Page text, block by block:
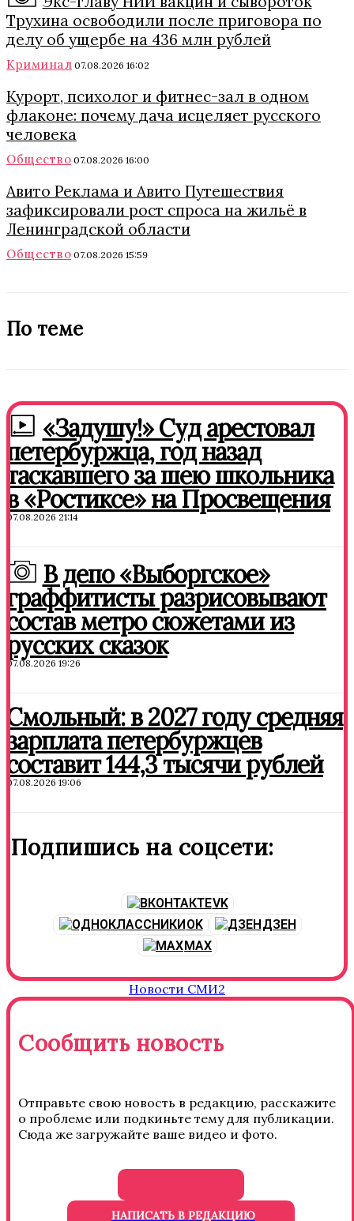
Трухина освободили после приговора по
делу об ущербе на 436 млн рублей
Криминал 07.08.2026 16:02
Курорт, психолог и фитнес-зал в одном
флаконе: почему дача исцеляет русского
человека
Общество 07.08.2026 16:00
Авито Реклама и Авито Путешествия
зафиксировали рост спроса на жильё в
Ленинградской области
Общество 07.08.2026 15:59
По теме
«Задушу!» Суд арестовал
петербуржца, год назад
таскавшего за шею школьника
в «Ростиксе» на Просвещения
07.08.2026 21:14
В депо «Выборгское»
граффитисты разрисовывают
состав метро сюжетами из
русских сказок
07.08.2026 19:26
Смольный: в 2027 году средняя
зарплата петербуржцев
составит 144,3 тысячи рублей
07.08.2026 19:06
Подпишись на соцсети:
VK
OK
ДЗЕН
MAX
Новости СМИ2
Сообщить новость
Отправьте свою новость в редакцию, расскажите
о проблеме или подкиньте тему для публикации.
Сюда же загружайте ваше видео и фото.
НАПИСАТЬ В РЕДАКЦИЮ